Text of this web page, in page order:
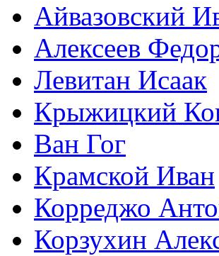
Айвазовский
Алексеев
Левитан Исаак
Крыжицкий
Ван Гог
Крамской Иван
Корреджо
Корзухин